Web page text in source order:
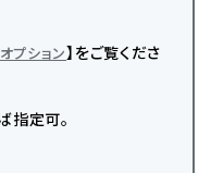
プション】をご覧くださ
定可。